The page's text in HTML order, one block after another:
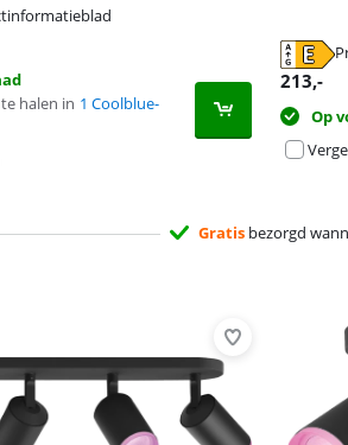
halen in 1 Coolblue-
213,-
Op
Gratisbezorgd